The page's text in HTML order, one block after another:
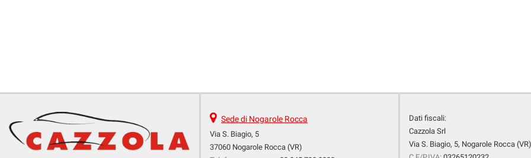
Sede di Nogarole Rocca
Via S. Biagio, 5
37060 Nogarole Rocca (VR)
Dati fiscali:
Cazzola Srl
Via S. Biagio, 5, Nogarole Rocca (VR)